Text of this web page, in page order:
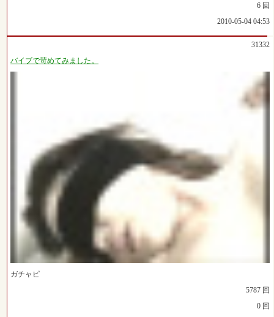
6 回
2010-05-04 04:53
31332
バイブで苛めてみました。
ガチャピ
5787 回
0 回